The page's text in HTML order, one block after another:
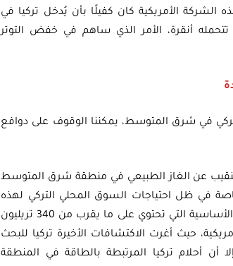
الشركة الأمريكية كان كفيلًا بأن يُدخل تركيا في
تتحمله أنقرة، الأمر الذي ساهم في خفض التوتر
في شرق المتوسط، يمكننا الوقوف على دوافع
عن الغاز الطبيعي في منطقة شرق المتوسط
في ظل احتياجات السوق المحلي التركي لهذه
الموارد. ومن ثم، تعد منطقة شرق المتوسط إحدى وجهاتها الأساسية التي تحتوي على ما يقرب من 340 تريليون
حيث أغرت الاكتشافات الأخيرة تركيا للبحث
أن أحلام تركيا المرتبطة بالطاقة في المنطقة